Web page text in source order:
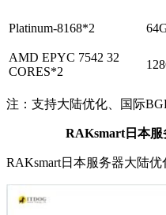
Platinum-8168*2
AMD EPYC 7542 32
CORES*2
注：支持大陆优化、国际
RAKsmart日本服
RAKsmart日本服务器大陆优